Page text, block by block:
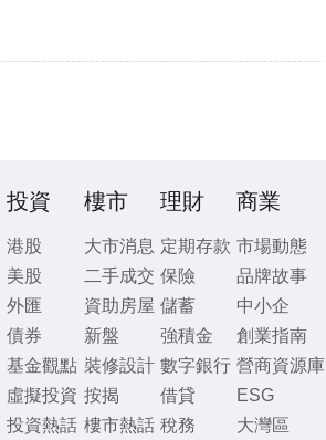
投資
港股
美股
外匯
債券
基金觀點
虛擬投資
投資熱話
樓市
大市消息
二手成交
資助房屋
新盤
裝修設計
按揭
樓市熱話
理財
定期存款
保險
儲蓄
強積金
數字銀行
借貸
稅務
商業
市場動態
品牌故事
中小企
創業指南
營商資源庫
ESG
大灣區